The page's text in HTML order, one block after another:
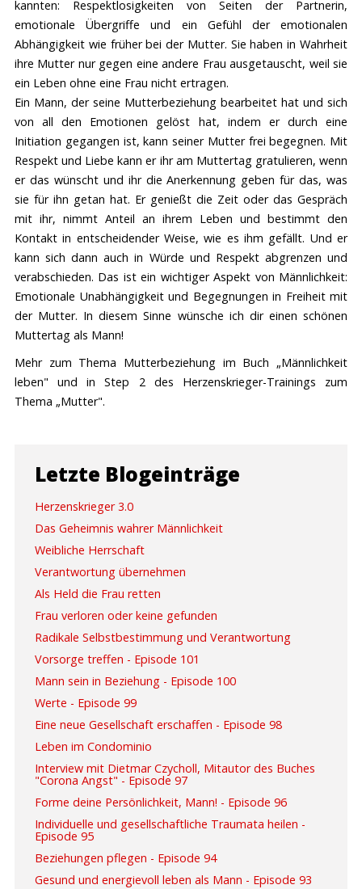
kannten: Respektlosigkeiten von Seiten der Partnerin,
emotionale Übergriffe und ein Gefühl der emotionalen
Abhängigkeit wie früher bei der Mutter. Sie haben in Wahrheit
ihre Mutter nur gegen eine andere Frau ausgetauscht, weil sie
ein Leben ohne eine Frau nicht ertragen.
Ein Mann, der seine Mutterbeziehung bearbeitet hat und sich
von all den Emotionen gelöst hat, indem er durch eine
Initiation gegangen ist, kann seiner Mutter frei begegnen. Mit
Respekt und Liebe kann er ihr am Muttertag gratulieren, wenn
er das wünscht und ihr die Anerkennung geben für das, was
sie für ihn getan hat. Er genießt die Zeit oder das Gespräch
mit ihr, nimmt Anteil an ihrem Leben und bestimmt den
Kontakt in entscheidender Weise, wie es ihm gefällt. Und er
kann sich dann auch in Würde und Respekt abgrenzen und
verabschieden. Das ist ein wichtiger Aspekt von Männlichkeit:
Emotionale Unabhängigkeit und Begegnungen in Freiheit mit
der Mutter. In diesem Sinne wünsche ich dir einen schönen
Muttertag als Mann!
Mehr zum Thema Mutterbeziehung im Buch „Männlichkeit
leben" und in Step 2 des Herzenskrieger-Trainings zum
Thema „Mutter".
Letzte Blogeinträge
Herzenskrieger 3.0
Das Geheimnis wahrer Männlichkeit
Weibliche Herrschaft
Verantwortung übernehmen
Als Held die Frau retten
Frau verloren oder keine gefunden
Radikale Selbstbestimmung und Verantwortung
Vorsorge treffen - Episode 101
Mann sein in Beziehung - Episode 100
Werte - Episode 99
Eine neue Gesellschaft erschaffen - Episode 98
Leben im Condominio
Interview mit Dietmar Czycholl, Mitautor des Buches
"Corona Angst" - Episode 97
Forme deine Persönlichkeit, Mann! - Episode 96
Individuelle und gesellschaftliche Traumata heilen -
Episode 95
Beziehungen pflegen - Episode 94
Gesund und energievoll leben als Mann - Episode 93